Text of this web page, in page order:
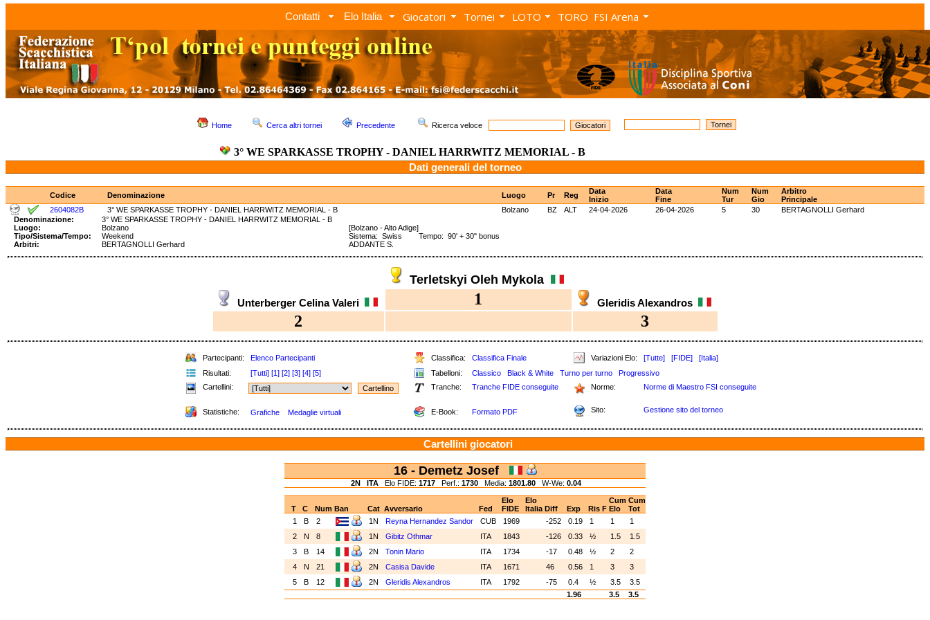
Contatti Elo Italia Giocatori Tornei LOTO TORO FSI Arena
Home Cerca altri tornei Precedente Ricerca veloce
3° WE SPARKASSE TROPHY - DANIEL HARRWITZ MEMORIAL - B
Dati generali del torneo
Codice Denominazione Luogo Pr Reg
Data
Inizio
Data
Fine
Num
Tur
Num
Gio
Arbitro
Principale
2604082B
3° WE SPARKASSE TROPHY - DANIEL HARRWITZ MEMORIAL - B Bolzano BZ ALT 24-04-2026 26-04-2026 5 30
BERTAGNOLLI Gerhard
Denominazione:
3° WE SPARKASSE TROPHY - DANIEL HARRWITZ MEMORIAL - B
Luogo:
Bolzano
[Bolzano - Alto Adige]
Tipo/Sistema/Tempo:
Weekend
Sistema: Swiss Tempo: 90' + 30" bonus
Arbitri:
BERTAGNOLLI Gerhard ADDANTE S.
Terletskyi Oleh Mykola
Unterberger Celina Valeri 1 Gleridis Alexandros
2 3
Partecipanti: Elenco Partecipanti Classifica: Classifica Finale Variazioni Elo: [Tutte] [FIDE]
[Italia]
Risultati:
[Tutti] [1] [2] [3] [4] [5] Tabelloni: Classico Black & White Turno per turno
Progressivo
Cartellini:
Tranche: Tranche FIDE conseguite Norme: Norme di Maestro FSI conseguite
Statistiche: Grafiche Medaglie virtuali E-Book: Formato PDF Sito: Gestione sito del torneo
Cartellini giocatori
16 - Demetz Josef
2N ITA Elo FIDE: 1717 Perf.: 1730 Media: 1801.80 W-We: 0.04
Elo Elo Cum Cum
T
C Num Ban Cat Avversario Fed FIDE Italia Diff Exp Ris F Elo
Tot
1
B 2 1N Reyna Hernandez Sandor CUB 1969 -252 0.19 1 1
1
2
N 8 1N Gibitz Othmar ITA 1843 -126 0.33 ½ 1.5
1.5
3
B 14 2N Tonin Mario ITA 1734 -17 0.48 ½ 2
2
4
N 21 2N Casisa Davide ITA 1671 46 0.56 1 3
3
5
B 12 2N Gleridis Alexandros ITA 1792 -75 0.4 ½ 3.5
3.5
1.96
3.5 3.5